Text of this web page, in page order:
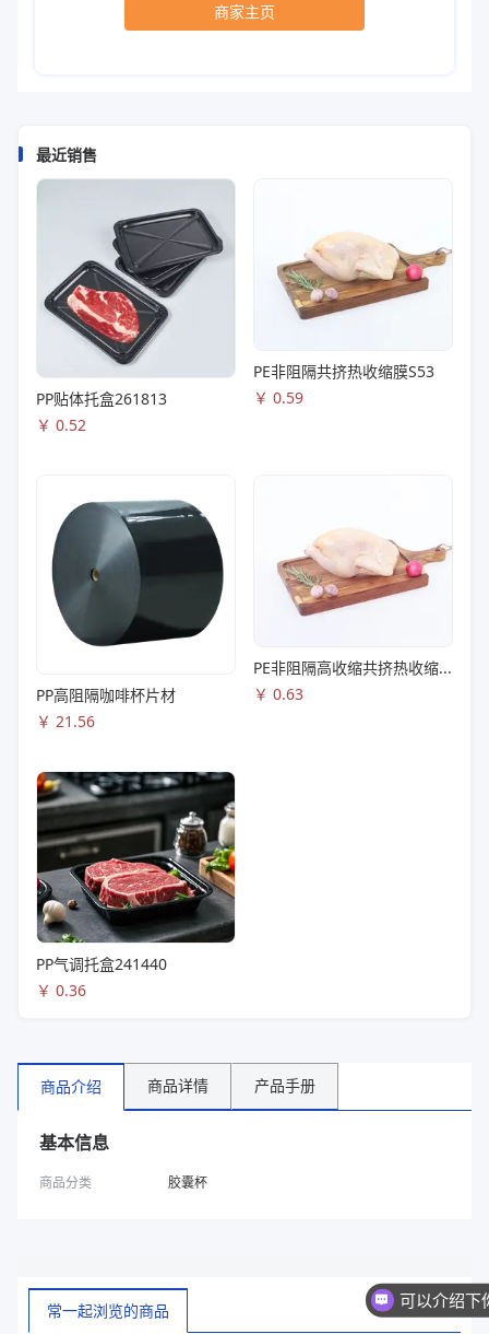
商家主页
最近销售
PP贴体托盒261813
￥ 0.52
PE非阻隔共挤热收缩膜S53
￥ 0.59
PP高阻隔咖啡杯片材
￥ 21.56
PE非阻隔高收缩共挤热收缩膜S83
￥ 0.63
PP气调托盒241440
￥ 0.36
商品介绍 商品详情 产品手册
基本信息
商品分类 胶囊杯
常一起浏览的商品